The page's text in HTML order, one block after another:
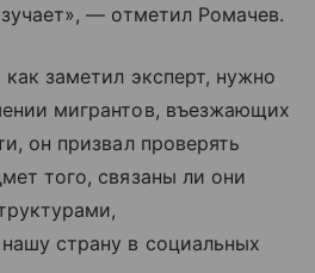
— отметил Ромачев.
заметил эксперт, нужно
мигрантов, въезжающих
он призвал проверять
того, связаны ли они
страну в социальных